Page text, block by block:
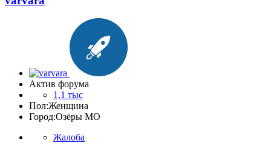
Актив форума
1,1 тыс
Пол:Женщина
Город:Озёры МО
Жалоба